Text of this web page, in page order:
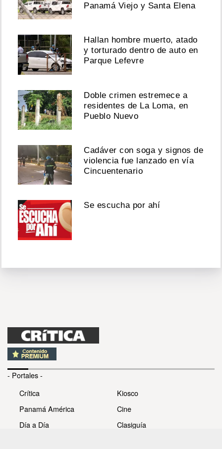
Panamá Viejo y Santa Elena
Hallan hombre muerto, atado
y torturado dentro de auto en
Parque Lefevre
Doble crimen estremece a
residentes de La Loma, en
Pueblo Nuevo
Cadáver con soga y signos de
violencia fue lanzado en vía
Cincuentenario
Se escucha por ahí
- Portales -
Crítica
Panamá América
Día a Día
Kiosco
Cine
Clasiguía